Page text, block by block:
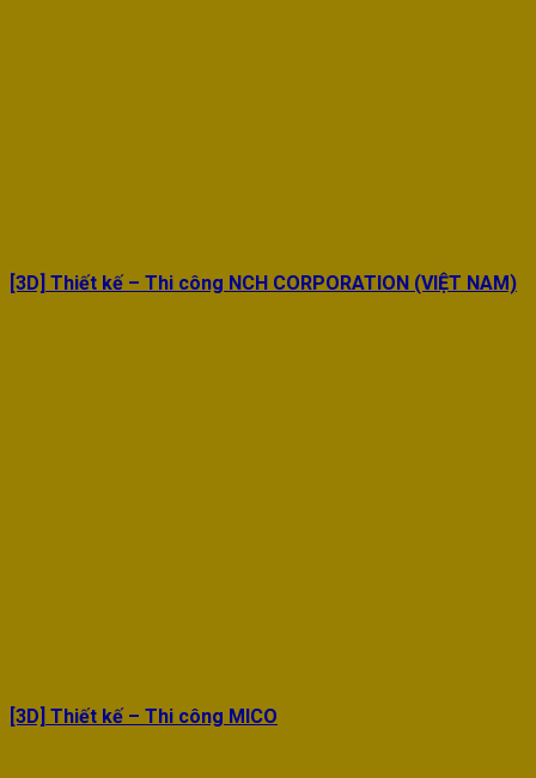
[3D] Thiết kế – Thi công NCH CORPORATION (VIỆT NAM)
[3D] Thiết kế – Thi công MICO